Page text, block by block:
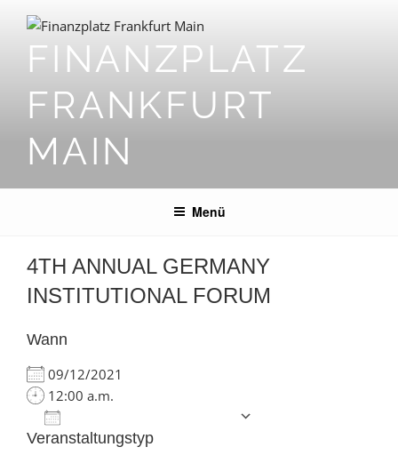
Inhalt
springenFINANZPLATZ
FRANKFURT
MAIN
Menü
4TH ANNUAL GERMANY
INSTITUTIONAL FORUM
Wann
09/12/2021
12:00 a.m.
ICS herunterladen
Google Kalender
iCalendar
Veranstaltungstyp